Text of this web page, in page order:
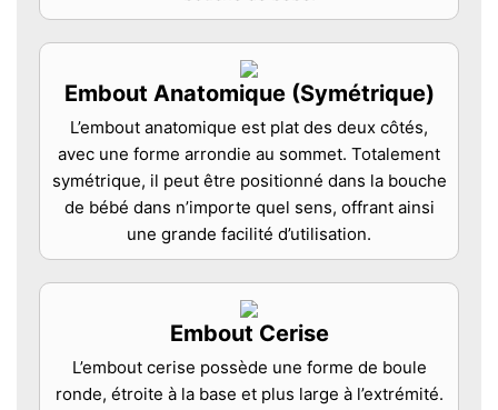
Embout Anatomique (Symétrique)
L’embout anatomique est plat des deux côtés,
avec une forme arrondie au sommet. Totalement
symétrique, il peut être positionné dans la bouche
de bébé dans n’importe quel sens, offrant ainsi
une grande facilité d’utilisation.
Embout Cerise
L’embout cerise possède une forme de boule
ronde, étroite à la base et plus large à l’extrémité.